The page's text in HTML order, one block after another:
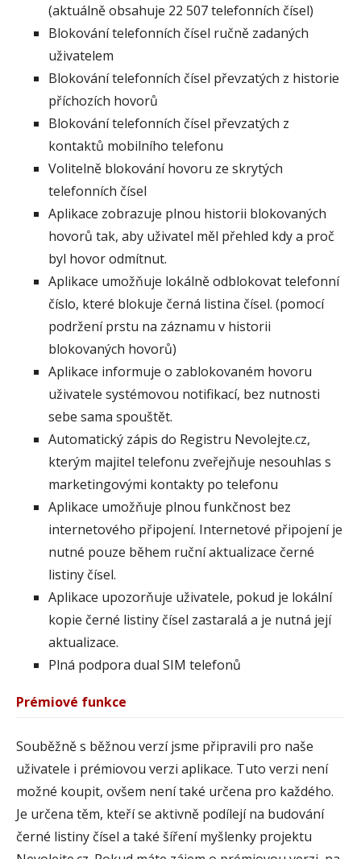
(aktuálně obsahuje 22 507 telefonních čísel)
Blokování telefonních čísel ručně zadaných
uživatelem
Blokování telefonních čísel převzatých z historie
příchozích hovorů
Blokování telefonních čísel převzatých z
kontaktů mobilního telefonu
Volitelně blokování hovoru ze skrytých
telefonních čísel
Aplikace zobrazuje plnou historii blokovaných
hovorů tak, aby uživatel měl přehled kdy a proč
byl hovor odmítnut.
Aplikace umožňuje lokálně odblokovat telefonní
číslo, které blokuje černá listina čísel. (pomocí
podržení prstu na záznamu v historii
blokovaných hovorů)
Aplikace informuje o zablokovaném hovoru
uživatele systémovou notifikací, bez nutnosti
sebe sama spouštět.
Automatický zápis do Registru Nevolejte.cz,
kterým majitel telefonu zveřejňuje nesouhlas s
marketingovými kontakty po telefonu
Aplikace umožňuje plnou funkčnost bez
internetového připojení. Internetové připojení je
nutné pouze během ruční aktualizace černé
listiny čísel.
Aplikace upozorňuje uživatele, pokud je lokální
kopie černé listiny čísel zastaralá a je nutná její
aktualizace.
Plná podpora dual SIM telefonů
Prémiové funkce
Souběžně s běžnou verzí jsme připravili pro naše
uživatele i prémiovou verzi aplikace. Tuto verzi není
možné koupit, ovšem není také určena pro každého.
Je určena těm, kteří se aktivně podílejí na budování
černé listiny čísel a také šíření myšlenky projektu